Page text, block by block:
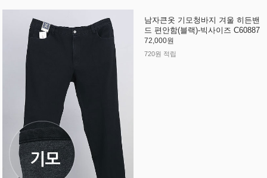
남자큰옷 기모청바지 겨울 히든밴
드 편안함(블랙)-빅사이즈 C60887
72,000원
720원 적립